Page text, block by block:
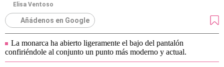
Elisa Ventoso
Añádenos en Google
La monarca ha abierto ligeramente el bajo del pantalón
confiriéndole al conjunto un punto más moderno y actual.